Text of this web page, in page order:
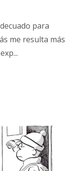
para
me resulta más